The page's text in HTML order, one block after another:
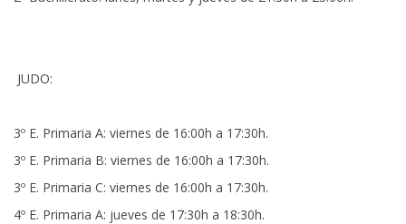
JUDO:
3º E. Primaria A: viernes de 16:00h a 17:30h.
3º E. Primaria B: viernes de 16:00h a 17:30h.
3º E. Primaria C: viernes de 16:00h a 17:30h.
4º E. Primaria A: jueves de 17:30h a 18:30h.